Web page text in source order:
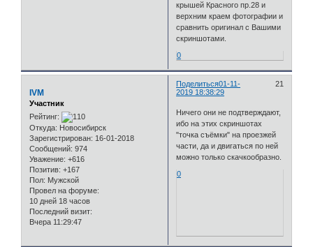
крышей Красного пр.28 и
верхним краем фотографии и
сравнить оригинал с Вашими
скриншотами.
0
Поделиться 21
01-11-
2019 18:38:29
IVM
Участник
Рейтинг:
Откуда: Новосибирск
Зарегистрирован: 16-01-2018
Сообщений: 974
Уважение: +616
Позитив: +167
Пол: Мужской
Провел на форуме:
10 дней 18 часов
Последний визит:
Вчера 11:29:47
Ничего они не подтверждают,
ибо на этих скриншотах
"точка съёмки" на проезжей
части, да и двигаться по ней
можно только скачкообразно.
0